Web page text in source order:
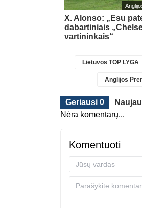
X. Alonso: „Esu
dabartiniais
vartininkais“
Lietuvos TOP LYGA
Anglijos
Geriausi 0
Nėra komentarų...
Komentuoti